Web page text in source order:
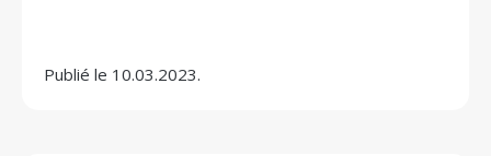
Publié le 10.03.2023.